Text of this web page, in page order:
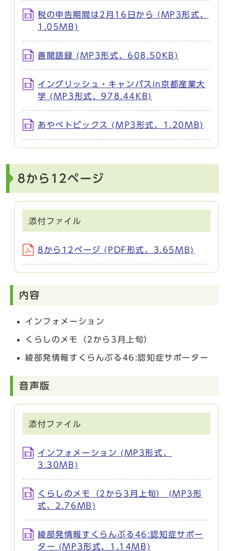
税の申告期間は2月16日から (MP3形式、
1.05MB)
善聞語録 (MP3形式、608.50KB)
イングリッシュ・キャンパスin京都産業大
学 (MP3形式、978.44KB)
あやべトピックス (MP3形式、1.20MB)
8から12ページ
添付ファイル
8から12ページ (PDF形式、3.65MB)
内容
インフォメーション
くらしのメモ（2から3月上旬）
綾部発情報すくらんぶる46:認知症サポーター
音声版
添付ファイル
インフォメーション (MP3形式、
3.30MB)
くらしのメモ（2から3月上旬） (MP3形
式、2.76MB)
綾部発情報すくらんぶる46:認知症サポー
ター (MP3形式、1.14MB)